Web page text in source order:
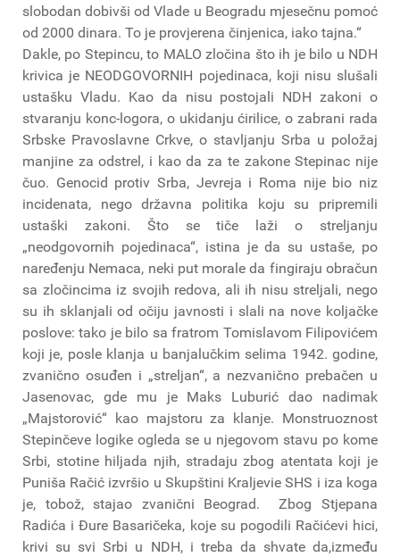
slobodan dobivši od Vlade u Beogradu mjesečnu pomoć
od 2000 dinara. To je provjerena činjenica, iako tajna.“
Dakle, po Stepincu, to MALO zločina što ih je bilo u NDH
krivica je NEODGOVORNIH pojedinaca, koji nisu slušali
ustašku Vladu. Kao da nisu postojali NDH zakoni o
stvaranju konc-logora, o ukidanju ćirilice, o zabrani rada
Srbske Pravoslavne Crkve, o stavljanju Srba u položaj
manjine za odstrel, i kao da za te zakone Stepinac nije
čuo. Genocid protiv Srba, Jevreja i Roma nije bio niz
incidenata, nego državna politika koju su pripremili
ustaški zakoni. Što se tiče laži o streljanju
„neodgovornih pojedinaca“, istina je da su ustaše, po
naređenju Nemaca, neki put morale da fingiraju obračun
sa zločincima iz svojih redova, ali ih nisu streljali, nego
su ih sklanjali od očiju javnosti i slali na nove koljačke
poslove: tako je bilo sa fratrom Tomislavom Filipovićem
koji je, posle klanja u banjalučkim selima 1942. godine,
zvanično osuđen i „streljan“, a nezvanično prebačen u
Jasenovac, gde mu je Maks Luburić dao nadimak
„Majstorović“ kao majstoru za klanje. Monstruoznost
Stepinčeve logike ogleda se u njegovom stavu po kome
Srbi, stotine hiljada njih, stradaju zbog atentata koji je
Puniša Račić izvršio u Skupštini Kraljevie SHS i iza koga
je, tobož, stajao zvanični Beograd. Zbog Stjepana
Radića i Đure Basaričeka, koje su pogodili Račićevi hici,
krivi su svi Srbi u NDH, i treba da shvate da,između